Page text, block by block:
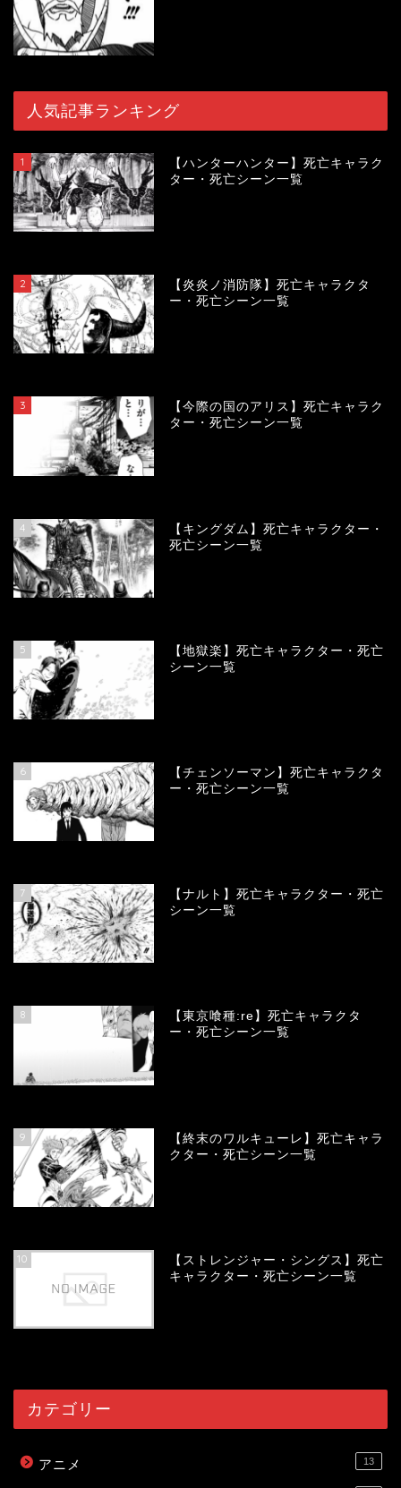
人気記事ランキング
1
【ハンターハンター】死亡キャラク
ター・死亡シーン一覧
2
【炎炎ノ消防隊】死亡キャラクタ
ー・死亡シーン一覧
3
【今際の国のアリス】死亡キャラク
ター・死亡シーン一覧
4
【キングダム】死亡キャラクター・
死亡シーン一覧
5
【地獄楽】死亡キャラクター・死亡
シーン一覧
6
【チェンソーマン】死亡キャラクタ
ー・死亡シーン一覧
7
【ナルト】死亡キャラクター・死亡
シーン一覧
8
【東京喰種:re】死亡キャラクタ
ー・死亡シーン一覧
9
【終末のワルキューレ】死亡キャラ
クター・死亡シーン一覧
10
【ストレンジャー・シングス】死亡
キャラクター・死亡シーン一覧
カテゴリー
アニメ 13